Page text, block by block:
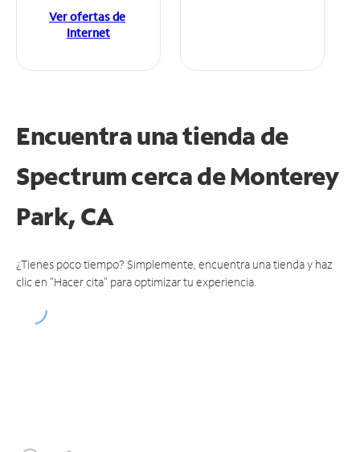
Ver ofertas de
Internet
Encuentra una tienda de
Spectrumcerca de Monterey
Park, CA
¿Tienes poco tiempo? Simplemente, encuentra una tienda y haz
clic en "Hacer cita" para optimizar tu experiencia.